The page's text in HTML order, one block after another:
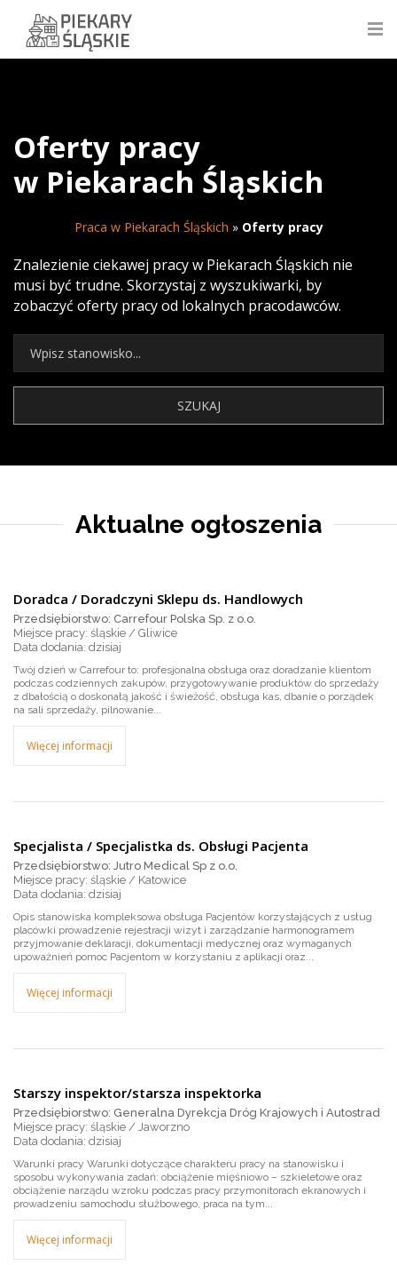
Oferty pracy
w Piekarach Śląskich
Praca w Piekarach Śląskich » Oferty pracy
Znalezienie ciekawej pracy w Piekarach Śląskich nie
musi być trudne. Skorzystaj z wyszukiwarki, by
zobaczyć oferty pracy od lokalnych pracodawców.
Aktualne ogłoszenia
Doradca / Doradczyni Sklepu ds. Handlowych
Przedsiębiorstwo: Carrefour Polska Sp. z o.o.
Miejsce pracy: śląskie / Gliwice
dzisiaj
Twój dzień w Carrefour to: profesjonalna obsługa oraz doradzanie klientom
podczas codziennych zakupów, przygotowywanie produktów do sprzedaży
z dbałością o doskonałą jakość i świeżość, obsługa kas, dbanie o porządek
na sali sprzedaży, pilnowanie...
Więcej informacji
Specjalista / Specjalistka ds. Obsługi Pacjenta
Przedsiębiorstwo: Jutro Medical Sp z o.o.
Miejsce pracy: śląskie / Katowice
dzisiaj
Opis stanowiska kompleksowa obsługa Pacjentów korzystających z usług
placówki prowadzenie rejestracji wizyt i zarządzanie harmonogramem
przyjmowanie deklaracji, dokumentacji medycznej oraz wymaganych
upoważnień pomoc Pacjentom w korzystaniu z aplikacji oraz...
Więcej informacji
Starszy inspektor/starsza inspektorka
Przedsiębiorstwo: Generalna Dyrekcja Dróg Krajowych i Autostrad
Miejsce pracy: śląskie / Jaworzno
dzisiaj
Warunki pracy Warunki dotyczące charakteru pracy na stanowisku i
sposobu wykonywania zadań: obciążenie mięśniowo – szkieletowe oraz
obciążenie narządu wzroku podczas pracy przymonitorach ekranowych i
prowadzeniu samochodu służbowego, praca na tym...
Więcej informacji